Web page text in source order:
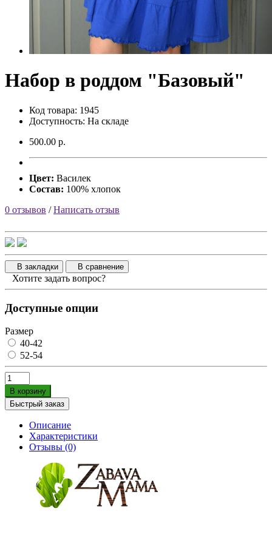
Набор в роддом "Базовый"
Код товара: 1945
Доступность: На складе
500.00 р.
Цвет: Василек
Состав: 100% хлопок
0 отзывов /Написать отзыв
В закладки В сравнение
Хотите задать вопрос?
Доступные опции
Размер
40-42
52-54
В корзину
Быстрый заказ
Описание
Характеристики
Отзывы (0)